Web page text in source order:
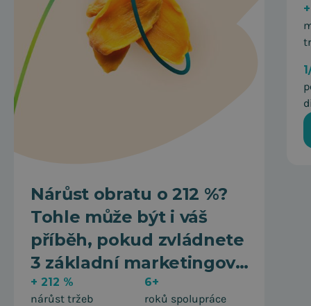
Nárůst obratu o 212 %?
Tohle může být i váš
příběh, pokud zvládnete
3 základní marketingová
pravidla.
+ 212 %
nárůst tržeb
6+
roků spolupráce